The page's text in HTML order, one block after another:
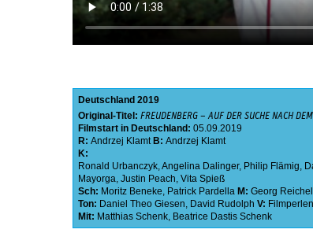
Deutschland 2019
Original-Titel: FREUDENBERG – AUF DER SUCHE NACH
Filmstart in Deutschland: 05.09.2019
R: Andrzej Klamt B: Andrzej Klamt
K:
Ronald Urbanczyk,Angelina Dalinger, Philip Flämig,
Mayorga, Justin Peach, Vita Spieß
Sch: Moritz Beneke, Patrick Pardella M: Georg
Ton: Daniel Theo Giesen, David Rudolph V: Filmperlen
Mit: Matthias Schenk, Beatrice Dastis Schenk